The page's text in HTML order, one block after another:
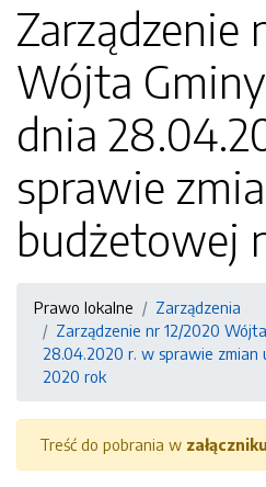
Zarządzenie
Wójta
dnia
sprawie
budżetowej
Prawo lokalne
Zarządzenia
Zarządzenie nr 12/2020
28.04.2020 r. w sprawie zmian
2020 rok
Treść do pobrania w załączniku